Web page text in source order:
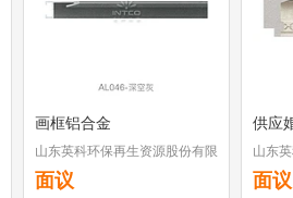
画框铝合金
山东英科环保再生资源股份有限
公司
面议
供应
山东
公司
面议